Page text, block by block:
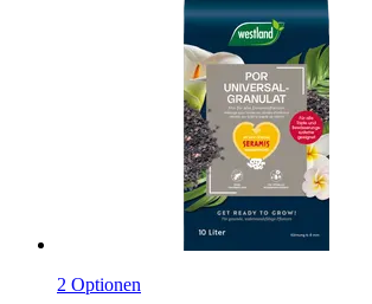
2 Optionen